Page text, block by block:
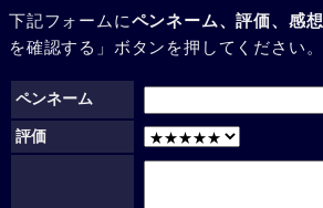
下記フォームにペンネーム、評価、感想
を確認する」ボタンを押してください。
ペンネーム
評価